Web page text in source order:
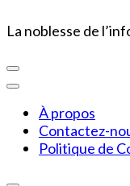
La noblesse de
À propos
Contactez-
Politique de